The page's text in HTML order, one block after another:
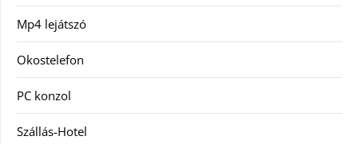
Mp4 lejátszó
Okostelefon
PC konzol
Szállás-Hotel